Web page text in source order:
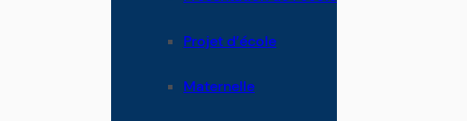
Projet d’école
Maternelle